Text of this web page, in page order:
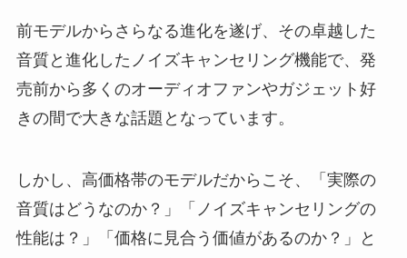
前モデルからさらなる進化を遂げ、その卓越した
音質と進化したノイズキャンセリング機能で、発
売前から多くのオーディオファンやガジェット好
きの間で大きな話題となっています。
しかし、高価格帯のモデルだからこそ、「実際の
音質はどうなのか？」「ノイズキャンセリングの
性能は？」「価格に見合う価値があるのか？」と